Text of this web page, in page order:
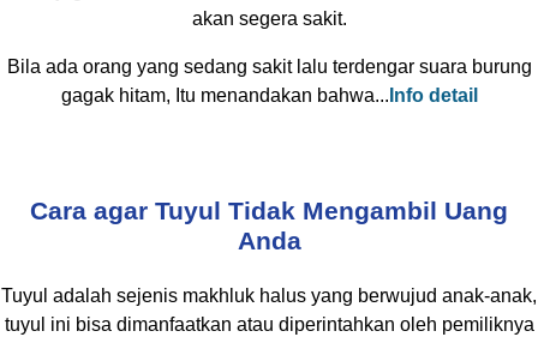
akan segera sakit.
Bila ada orang yang sedang sakit lalu terdengar suara burung
gagak hitam, Itu menandakan bahwa... Info detail
Cara agar Tuyul Tidak Mengambil Uang
Anda
Tuyul adalah sejenis makhluk halus yang berwujud anak-anak,
tuyul ini bisa dimanfaatkan atau diperintahkan oleh pemiliknya